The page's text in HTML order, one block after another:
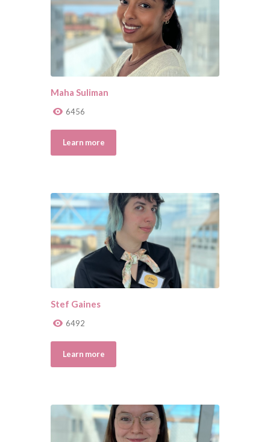
Maha Suliman
6456
Learn more
Stef Gaines
6492
Learn more